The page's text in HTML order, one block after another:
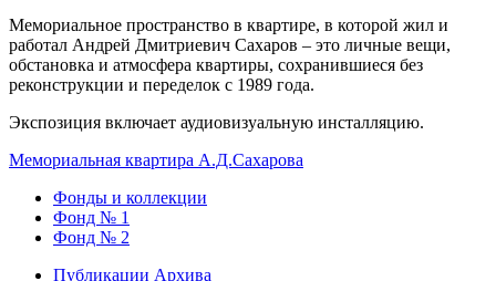
Мемориальное пространство в квартире, в которой жил и
работал Андрей Дмитриевич Сахаров – это личные вещи,
обстановка и атмосфера квартиры, сохранившиеся без
реконструкции и переделок с 1989 года.
Экспозиция включает аудиовизуальную инсталляцию.
Мемориальная квартира А.Д.Сахарова
Фонды и коллекции
Фонд № 1
Фонд № 2
Публикации Архива